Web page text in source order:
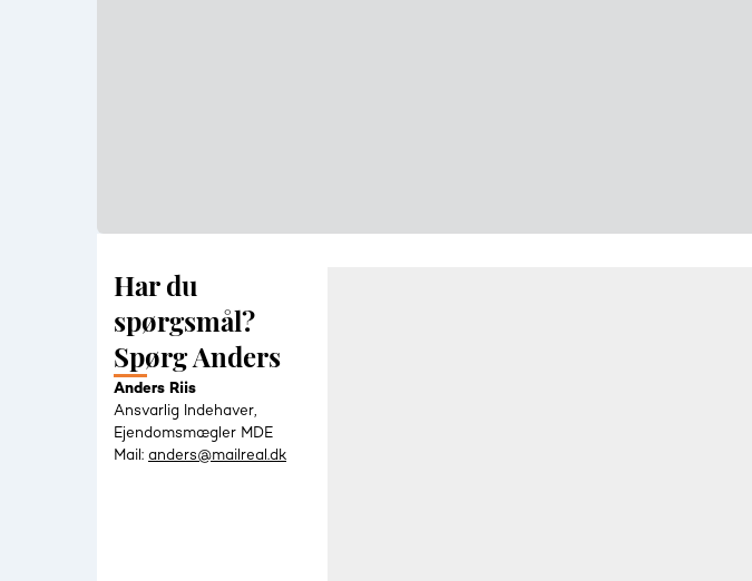
Har du
spørgsmål?
Spørg Anders
Anders Riis
Ansvarlig Indehaver,
Ejendomsmægler MDE
Mail: anders@mailreal.dk